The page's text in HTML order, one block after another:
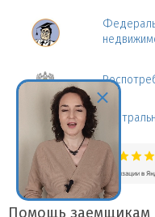
Помощь заемщикам